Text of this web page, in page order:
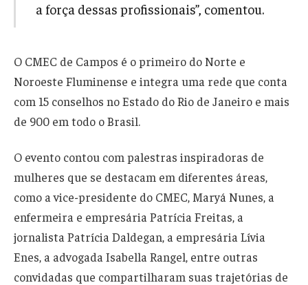
a força dessas profissionais”, comentou.
O CMEC de Campos é o primeiro do Norte e
Noroeste Fluminense e integra uma rede que conta
com 15 conselhos no Estado do Rio de Janeiro e mais
de 900 em todo o Brasil.
O evento contou com palestras inspiradoras de
mulheres que se destacam em diferentes áreas,
como a vice-presidente do CMEC, Maryá Nunes, a
enfermeira e empresária Patrícia Freitas, a
jornalista Patrícia Daldegan, a empresária Lívia
Enes, a advogada Isabella Rangel, entre outras
convidadas que compartilharam suas trajetórias de